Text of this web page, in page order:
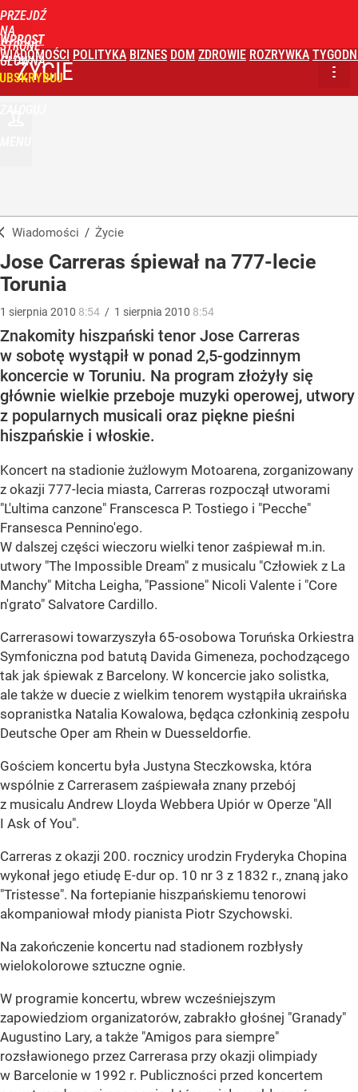
PRZEJDŹ
NA
STRONĘ
GŁÓWNĄ
WPROST
WIADOMOŚCI POLITYKA BIZNES DOM ZDROWIE ROZRYWKA
ŻYCIE
Wiadomości / Życie
Jose Carreras śpiewał na 777-lecie
Torunia
1 sierpnia 2010 8:54 / 1 sierpnia 2010 8:54
Znakomity hiszpański tenor Jose Carreras
w sobotę wystąpił w ponad 2,5-godzinnym
koncercie w Toruniu. Na program złożyły się
głównie wielkie przeboje muzyki operowej, utwory
z popularnych musicali oraz piękne pieśni
hiszpańskie i włoskie.
Koncert na stadionie żużlowym Motoarena, zorganizowany
z okazji 777-lecia miasta, Carreras rozpoczął utworami
"L'ultima canzone" Franscesca P. Tostiego i "Pecche"
Fransesca Pennino'ego.
W dalszej części wieczoru wielki tenor zaśpiewał m.in.
utwory "The Impossible Dream" z musicalu "Człowiek z La
Manchy" Mitcha Leigha, "Passione" Nicoli Valente i "Core
n'grato" Salvatore Cardillo.
Carrerasowi towarzyszyła 65-osobowa Toruńska Orkiestra
Symfoniczna pod batutą Davida Gimeneza, pochodzącego
tak jak śpiewak z Barcelony. W koncercie jako solistka,
ale także w duecie z wielkim tenorem wystąpiła ukraińska
sopranistka Natalia Kowalowa, będąca członkinią zespołu
Deutsche Oper am Rhein w Duesseldorfie.
Gościem koncertu była Justyna Steczkowska, która
wspólnie z Carrerasem zaśpiewała znany przebój
z musicalu Andrew Lloyda Webbera Upiór w Operze "All
I Ask of You".
Carreras z okazji 200. rocznicy urodzin Fryderyka Chopina
wykonał jego etiudę E-dur op. 10 nr 3 z 1832 r., znaną jako
"Tristesse". Na fortepianie hiszpańskiemu tenorowi
akompaniował młody pianista Piotr Szychowski.
Na zakończenie koncertu nad stadionem rozbłysły
wielokolorowe sztuczne ognie.
W programie koncertu, wbrew wcześniejszym
zapowiedziom organizatorów, zabrakło głośnej "Granady"
Augustino Lary, a także "Amigos para siempre"
rozsławionego przez Carrerasa przy okazji olimpiady
w Barcelonie w 1992 r. Publiczności przed koncertem